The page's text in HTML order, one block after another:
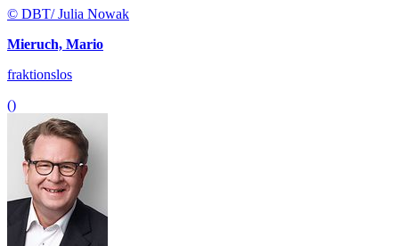
© DBT/ Julia Nowak
Mieruch, Mario
fraktionslos
()